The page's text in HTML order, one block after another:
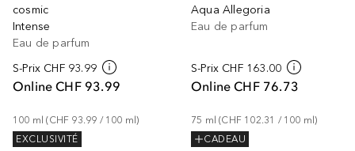
cosmic
Intense
Eau de parfum
S-Prix CHF 93.99
Online CHF 93.99
100 ml (CHF 93.99 / 100 ml)
EXCLUSIVITÉ
Aqua Allegoria
Eau de parfum
S-Prix CHF 163.00
Online CHF 76.73
75 ml (CHF 102.31 / 100 ml)
CADEAU
+16